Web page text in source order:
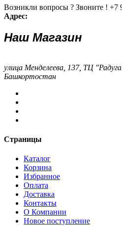
Возникли вопросы ? Звоните ! +7
Адрес:
Наш Магазин
улица Менделеева, 137, ТЦ
Башкортостан
Страницы
Каталог
Корзина
Избранное
Оплата
Доставка
Контакты
О Компании
Новое поступление